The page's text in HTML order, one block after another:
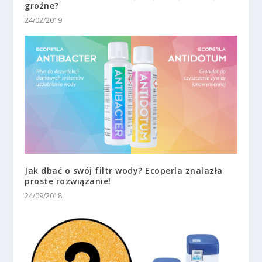
groźne?
24/02/2019
Jak dbać o swój filtr wody? Ecoperla znalazła
proste rozwiązanie!
24/09/2018